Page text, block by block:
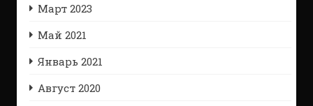
Март 2023
Май 2021
Январь 2021
Август 2020